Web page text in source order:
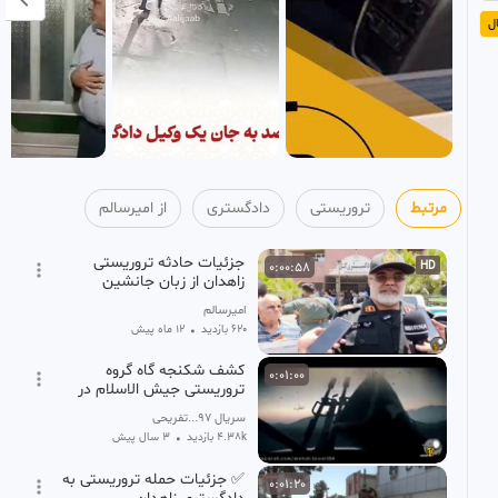
مرتبط تروریستی دادگستری از امیرسالم
HD
0:00:58
جزئیات حادثه تروریستی
زاهدان از زبان جانشین
فرمانده انتظامی سیستان و
بلوچستان
امیرسالم
620 بازدید • 12 ماه پیش
0:01:00
کشف شکنجه گاه گروه
تروریستی جیش الاسلام در
شهرک دوما
سریال 97...تفریحی
4.38k بازدید • 3 سال پیش
0:01:20
✅ جزئیات حمله تروریستی به